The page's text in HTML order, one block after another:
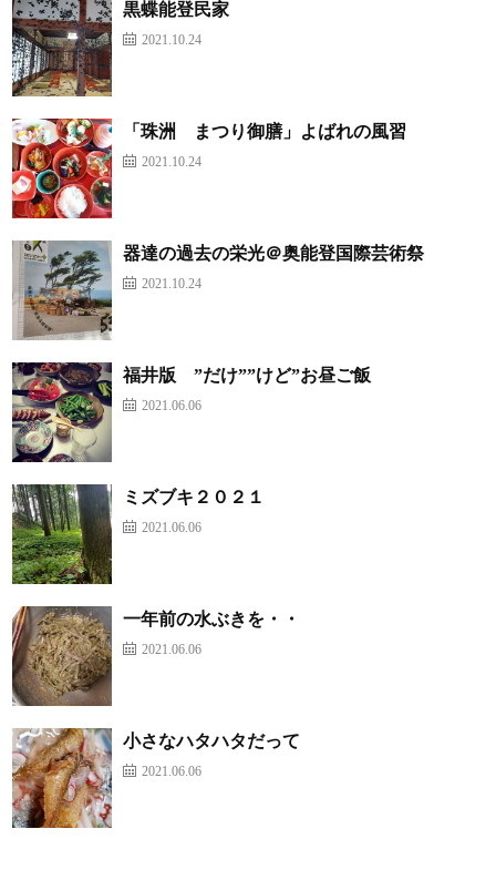
黒蝶能登民家
2021.10.24
「珠洲 まつり御膳」よばれの風習
2021.10.24
器達の過去の栄光＠奥能登国際芸術祭
2021.10.24
福井版 ”だけ””けど”お昼ご飯
2021.06.06
ミズブキ２０２１
2021.06.06
一年前の水ぶきを・・
2021.06.06
小さなハタハタだって
2021.06.06